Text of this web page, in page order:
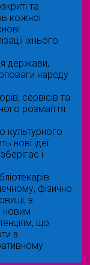
та
кожної
їхнього
держави,
народу
сервісів та
розмаїття
культурного
нові ідеї
і
фізично
з
новим
що
з